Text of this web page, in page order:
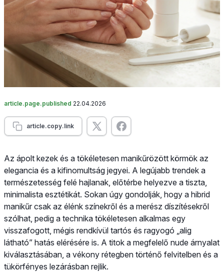
article.page.published 22.04.2026
article.copy.link
Az ápolt kezek és a tökéletesen manikűrözött körmök az
elegancia és a kifinomultság jegyei. A legújabb trendek a
természetesség felé hajlanak, előtérbe helyezve a tiszta,
minimalista esztétikát. Sokan úgy gondolják, hogy a hibrid
manikűr csak az élénk színekről és a merész díszítésekről
szólhat, pedig a technika tökéletesen alkalmas egy
visszafogott, mégis rendkívül tartós és ragyogó „alig
látható” hatás elérésére is. A titok a megfelelő nude árnyalat
kiválasztásában, a vékony rétegben történő felvitelben és a
tükörfényes lezárásban rejlik.